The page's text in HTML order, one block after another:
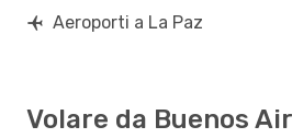
Aeroporti a La Paz
Volare da Buenos